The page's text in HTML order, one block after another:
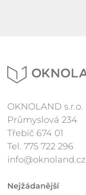
OKNOLAND s.r.o.
Průmyslová 234
Třebíč 674 01
Tel. 775 722 296
info@oknoland.cz
Nejžádanější